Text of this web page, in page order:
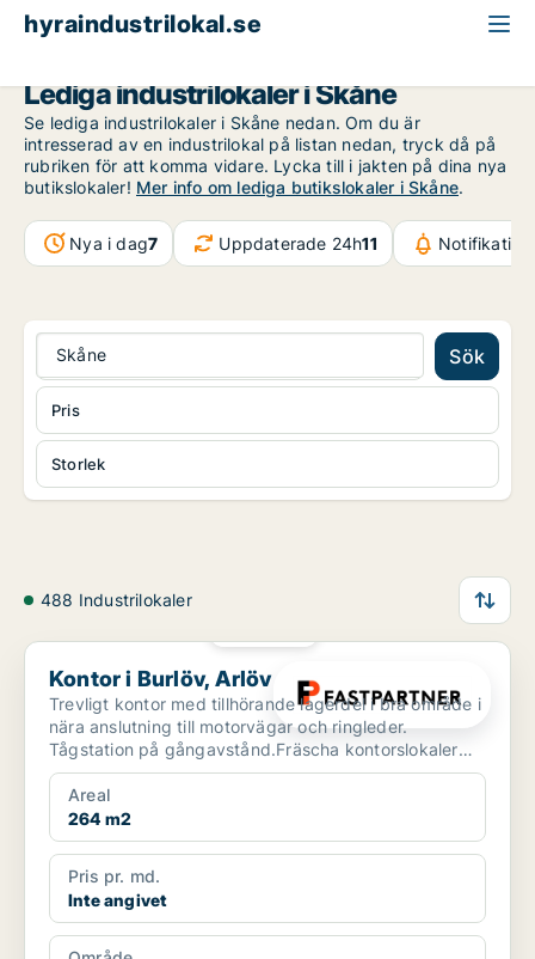
hyraindustrilokal.se
Lediga industrilokaler i Skåne
Se lediga industrilokaler i Skåne nedan. Om du är
intresserad av en industrilokal på listan nedan, tryck då på
rubriken för att komma vidare. Lycka till i jakten på dina nya
butikslokaler! Mer info om lediga butikslokaler i Skåne.
Nya i dag7 Uppdaterade 24h11
Skåne Sök
Storlek
Pris
488 Industrilokaler
Kontor i Burlöv, Arlöv
Kontor i Burlöv, Arlöv
Trevligt kontor med tillhörande lagerdel i bra område i
nära anslutning till motorvägar och ringleder.
Tågstation på gångavstånd.Fräscha kontorslokaler
med t...
Areal
264 m2
Pris pr. md.
Inte angivet